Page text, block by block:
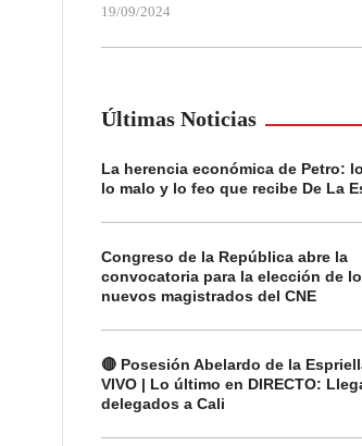
19/09/2024
Últimas Noticias
La herencia económica de Petro:
lo malo y lo feo que recibe De La
Congreso de la República abre la
convocatoria para la elección de
nuevos magistrados del CNE
🔴 Posesión Abelardo de la
VIVO | Lo último en DIRECTO:
delegados a Cali